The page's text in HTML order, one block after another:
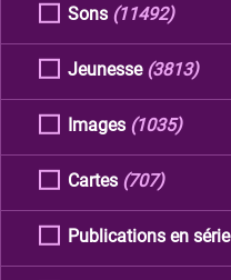
Sons (11492)
Jeunesse (3813)
Images (1035)
Cartes (707)
Publications en série